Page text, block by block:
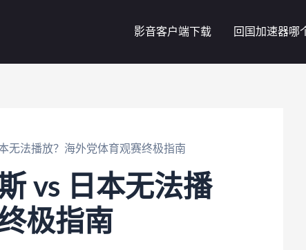
影音客户端下载 回国加速器哪
无法播放？海外党体育观赛终极指南
vs 日本无法播
极指南